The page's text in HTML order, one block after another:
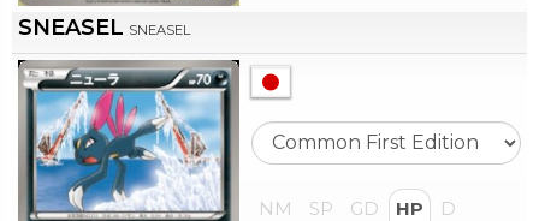
SNEASEL SNEASEL
NM SP GD HP D